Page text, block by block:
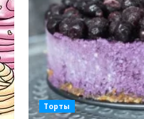
Торты